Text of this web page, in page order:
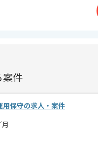
RPAツールを用いた実務
案件
用保守の求人・案件
月